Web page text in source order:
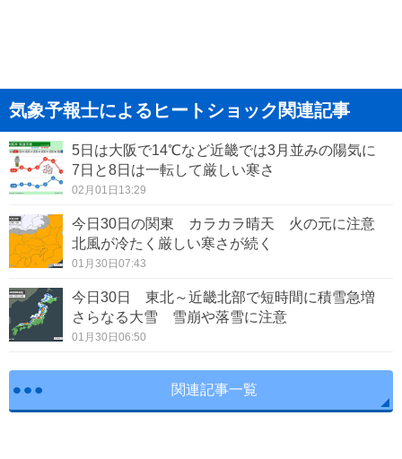
気象予報士によるヒートショック関連記事
5日は大阪で14℃など近畿では3月並みの陽気に
7日と8日は一転して厳しい寒さ
02月01日13:29
今日30日の関東 カラカラ晴天 火の元に注意
北風が冷たく厳しい寒さが続く
01月30日07:43
今日30日 東北～近畿北部で短時間に積雪急増
さらなる大雪 雪崩や落雪に注意
01月30日06:50
関連記事一覧